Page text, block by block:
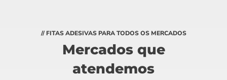
// FITAS ADESIVAS PARA TODOS OS MERCADOS
Mercados que
atendemos